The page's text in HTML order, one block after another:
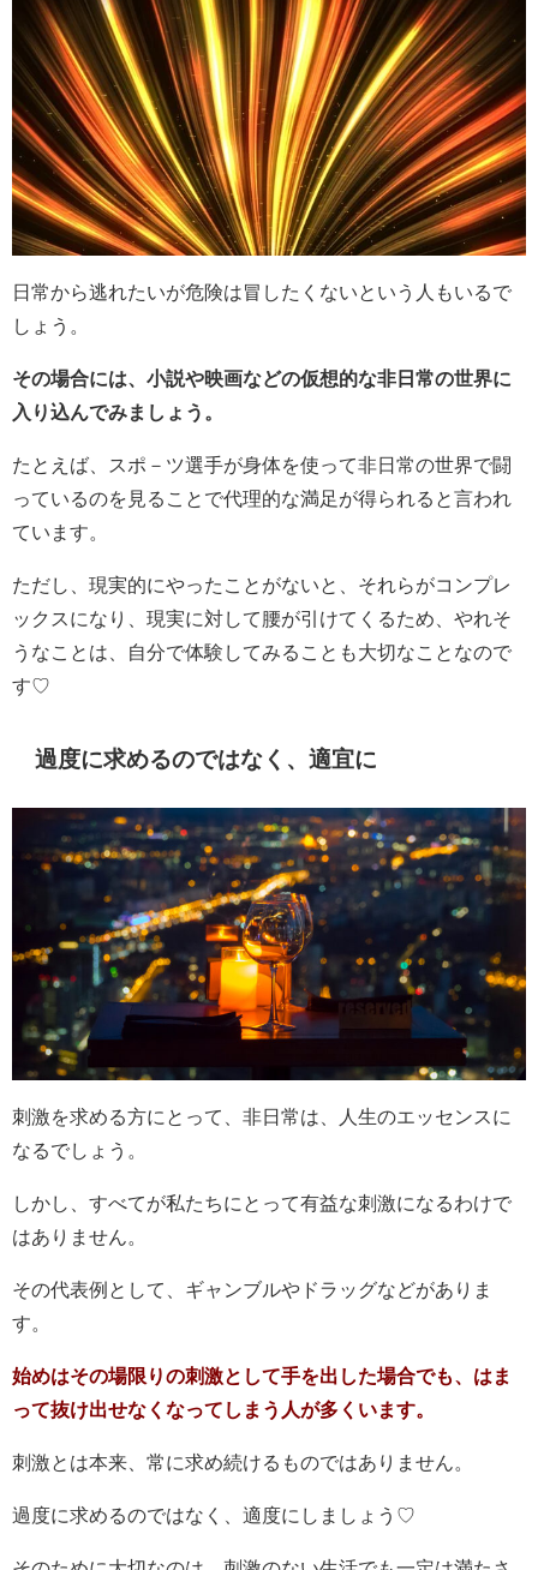
日常から逃れたいが危険は冒したくないという人もいるで
しょう。
その場合には、小説や映画などの仮想的な非日常の世界に
入り込んでみましょう。
たとえば、スポ－ツ選手が身体を使って非日常の世界で闘
っているのを見ることで代理的な満足が得られると言われ
ています。
ただし、現実的にやったことがないと、それらがコンプレ
ックスになり、現実に対して腰が引けてくるため、やれそ
うなことは、自分で体験してみることも大切なことなので
す♡
過度に求めるのではなく、適宜に
刺激を求める方にとって、非日常は、人生のエッセンスに
なるでしょう。
しかし、すべてが私たちにとって有益な刺激になるわけで
はありません。
その代表例として、ギャンブルやドラッグなどがありま
す。
始めはその場限りの刺激として手を出した場合でも、はま
って抜け出せなくなってしまう人が多くいます。
刺激とは本来、常に求め続けるものではありません。
過度に求めるのではなく、適度にしましょう♡